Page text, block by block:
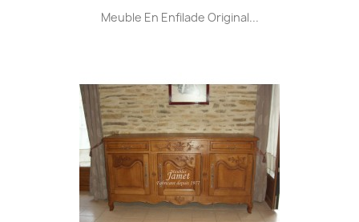
Meuble En Enfilade Original...